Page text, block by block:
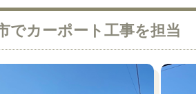
でカーポート工事を担当